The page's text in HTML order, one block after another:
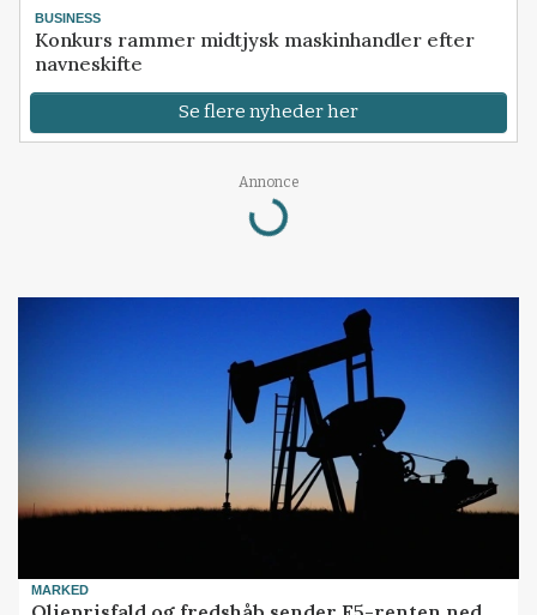
BUSINESS
Konkurs rammer midtjysk maskinhandler efter
navneskifte
Se flere nyheder her
Annonce
Loading...
MARKED